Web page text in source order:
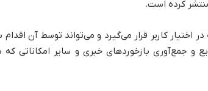
کرده است.
کاربر قرار می‌گیرد و می‌تواند توسط آن اقدام
و جمع‌آوری بازخوردهای خبری و سایر امکاناتی که